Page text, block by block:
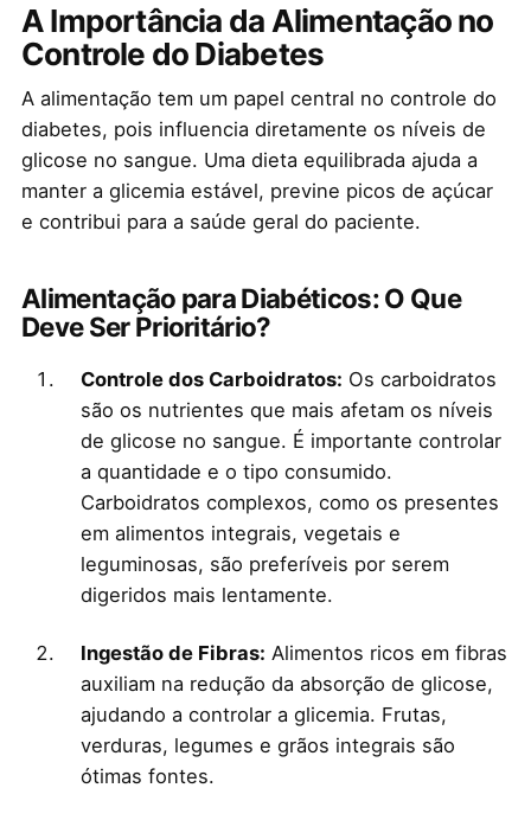
A Importância da Alimentação no
Controle do Diabetes
A alimentação tem um papel central no controle do
diabetes, pois influencia diretamente os níveis de
glicose no sangue. Uma dieta equilibrada ajuda a
manter a glicemia estável, previne picos de açúcar
e contribui para a saúde geral do paciente.
Alimentação para Diabéticos: O Que
Deve Ser Prioritário?
Controle dos Carboidratos: Os carboidratos
são os nutrientes que mais afetam os níveis
de glicose no sangue. É importante controlar
a quantidade e o tipo consumido.
Carboidratos complexos, como os presentes
em alimentos integrais, vegetais e
leguminosas, são preferíveis por serem
digeridos mais lentamente.
Ingestão de Fibras: Alimentos ricos em fibras
auxiliam na redução da absorção de glicose,
ajudando a controlar a glicemia. Frutas,
verduras, legumes e grãos integrais são
ótimas fontes.